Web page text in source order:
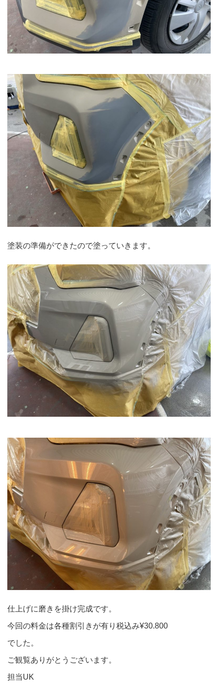
塗装の準備ができたので塗っていきます。
仕上げに磨きを掛け完成です。
今回の料金は各種割引きが有り税込み¥30.800
でした。
ご観覧ありがとうございます。
担当UK